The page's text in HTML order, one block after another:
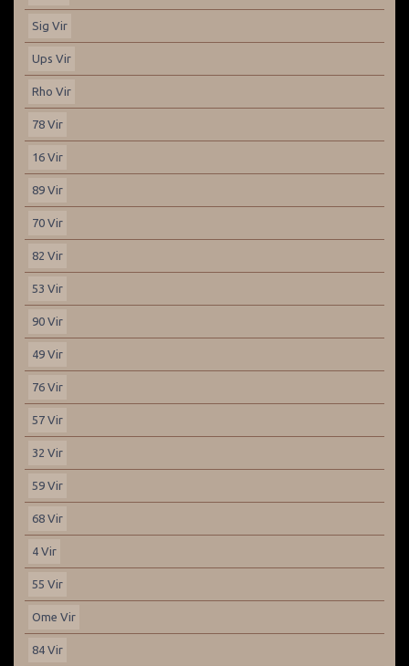
Sig Vir
Ups Vir
Rho Vir
78 Vir
16 Vir
89 Vir
70 Vir
82 Vir
53 Vir
90 Vir
49 Vir
76 Vir
57 Vir
32 Vir
59 Vir
68 Vir
4 Vir
55 Vir
Ome Vir
84 Vir